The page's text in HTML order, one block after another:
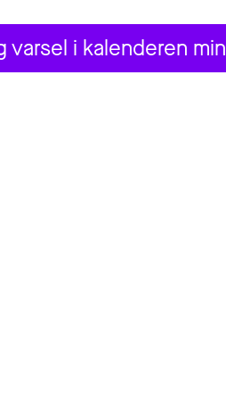
varsel i kalenderen min